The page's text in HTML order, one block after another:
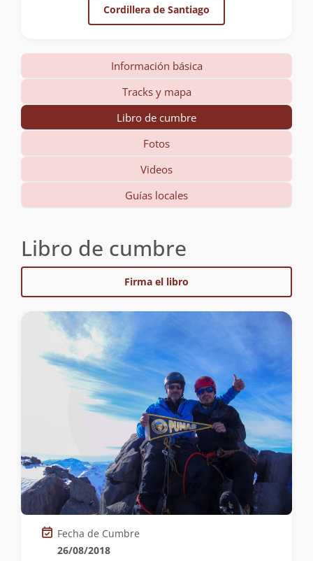
Cordillera de Santiago
Información básica
Tracks y mapa
Libro de cumbre
Fotos
Videos
Guías locales
Libro de cumbre
Firma el libro
Fecha de Cumbre
26/08/2018